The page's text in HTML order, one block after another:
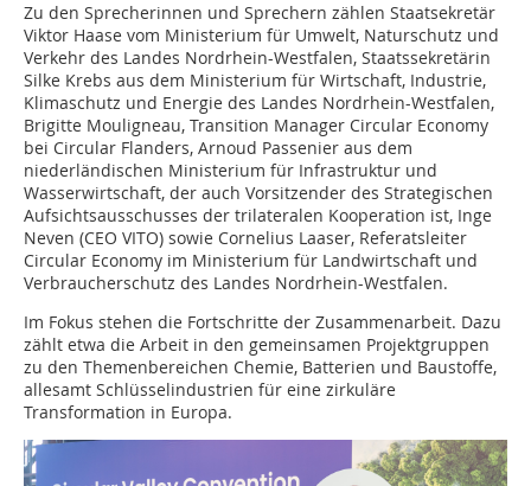
Zu den Sprecherinnen und Sprechern zählen Staatsekretär
Viktor Haase vom Ministerium für Umwelt, Naturschutz und
Verkehr des Landes Nordrhein-Westfalen, Staatssekretärin
Silke Krebs aus dem Ministerium für Wirtschaft, Industrie,
Klimaschutz und Energie des Landes Nordrhein-Westfalen,
Brigitte Mouligneau, Transition Manager Circular Economy
bei Circular Flanders, Arnoud Passenier aus dem
niederländischen Ministerium für Infrastruktur und
Wasserwirtschaft, der auch Vorsitzender des Strategischen
Aufsichtsausschusses der trilateralen Kooperation ist, Inge
Neven (CEO VITO) sowie Cornelius Laaser, Referatsleiter
Circular Economy im Ministerium für Landwirtschaft und
Verbraucherschutz des Landes Nordrhein-Westfalen.
Im Fokus stehen die Fortschritte der Zusammenarbeit. Dazu
zählt etwa die Arbeit in den gemeinsamen Projektgruppen
zu den Themenbereichen Chemie, Batterien und Baustoffe,
allesamt Schlüsselindustrien für eine zirkuläre
Transformation in Europa.